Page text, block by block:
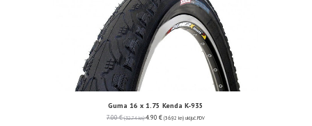
Guma 16 x 1.75 Kenda K-935
7.00€ (52.74 kn) 4.90 € (36.92 kn) uključ. PDV